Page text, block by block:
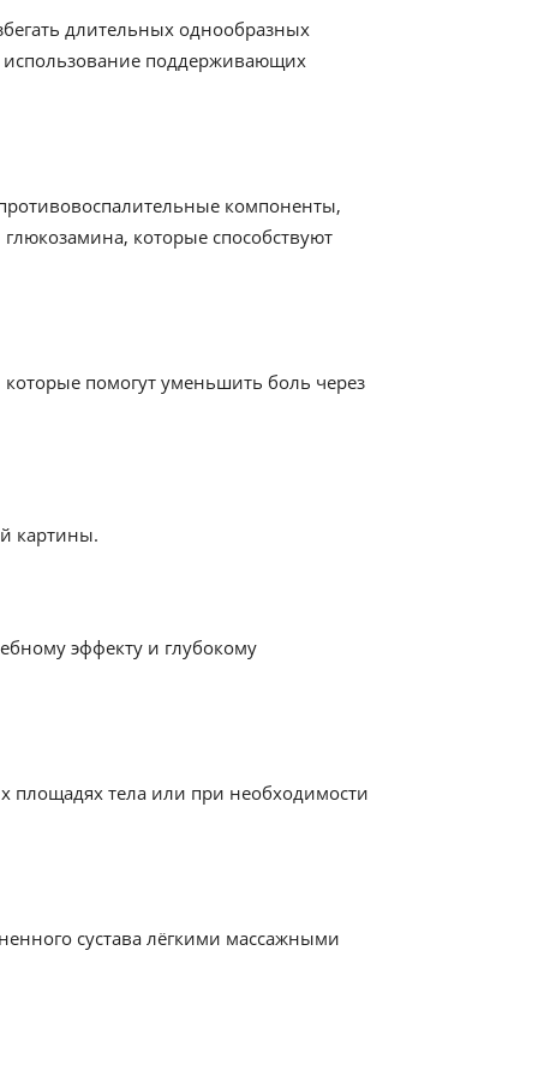
длительных однообразных
использование поддерживающих
компоненты,
которые способствуют
помогут уменьшить боль через
картины.
эффекту и глубокому
площадях тела или при необходимости
сустава лёгкими массажными